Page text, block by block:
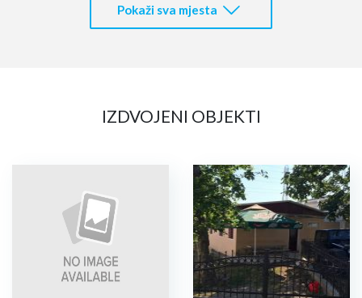
Pokaži sva mjesta
IZDVOJENI OBJEKTI